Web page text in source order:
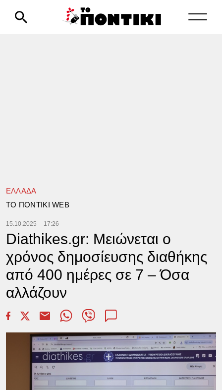
ΕΛΛΑΔΑ
TΟ ΠΟΝΤΙΚΙ WEB
15.10.2025 17:26
Diathikes.gr: Μειώνεται ο
χρόνος δημοσίευσης διαθήκης
από 400 ημέρες σε 7 – Όσα
αλλάζουν